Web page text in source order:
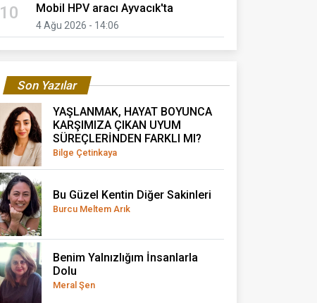
10 Mobil HPV aracı Ayvacık'ta
4 Ağu 2026 - 14:06
Son Yazılar
YAŞLANMAK, HAYAT BOYUNCA
KARŞIMIZA ÇIKAN UYUM
SÜREÇLERİNDEN FARKLI MI?
Bilge Çetinkaya
Bu Güzel Kentin Diğer Sakinleri
Burcu Meltem Arık
Benim Yalnızlığım İnsanlarla
Dolu
Meral Şen